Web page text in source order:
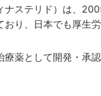
ナステリド）は、
おり、日本でも厚生
療薬として開発・承